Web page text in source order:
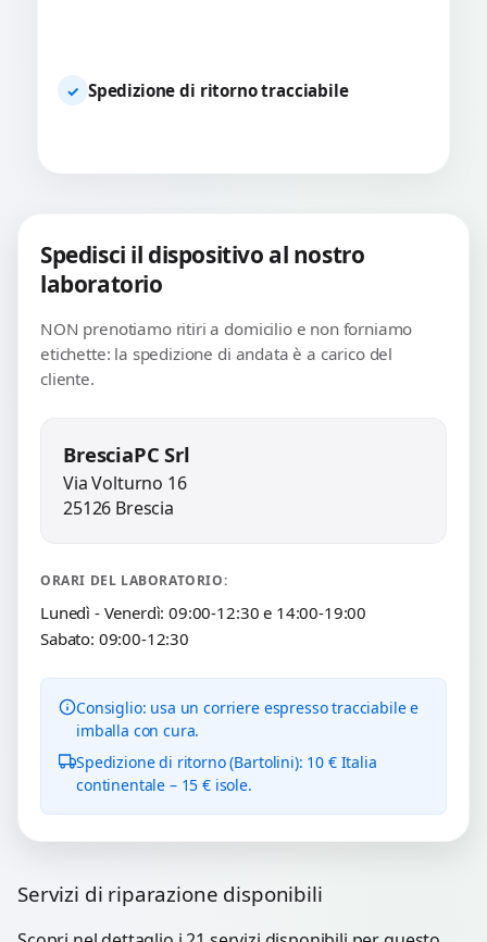
✓ Spedizione di ritorno tracciabile
Spedisci il dispositivo al nostro
laboratorio
NON prenotiamo ritiri a domicilio e non forniamo
etichette: la spedizione di andata è a carico del
cliente.
BresciaPC Srl
Via Volturno 16
25126 Brescia
ORARI DEL LABORATORIO:
Lunedì - Venerdì: 09:00-12:30 e 14:00-19:00
Sabato: 09:00-12:30
Consiglio: usa un corriere espresso tracciabile e
imballa con cura.
Spedizione di ritorno (Bartolini): 10 € Italia
continentale – 15 € isole.
Servizi di riparazione disponibili